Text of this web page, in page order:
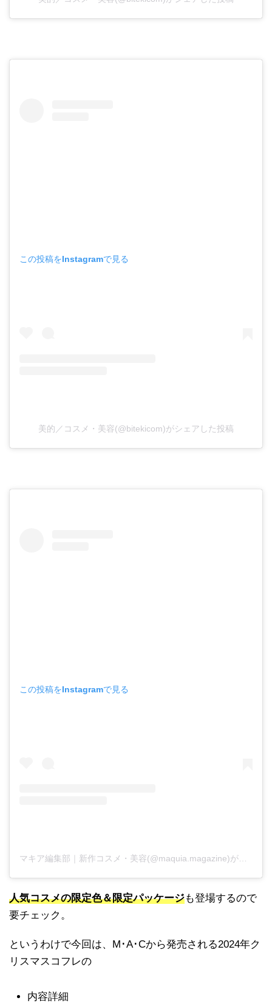
この投稿をInstagramで見る
美的／コスメ・美容(@bitekicom)がシェアした投稿
この投稿をInstagramで見る
マキア編集部｜新作コスメ・美容(@maquia.magazine)がシェアした投稿
人気コスメの限定色＆限定パッケージも登場するので
要チェック。
というわけで今回は、M･A･Cから発売される2024年ク
リスマスコフレの
内容詳細